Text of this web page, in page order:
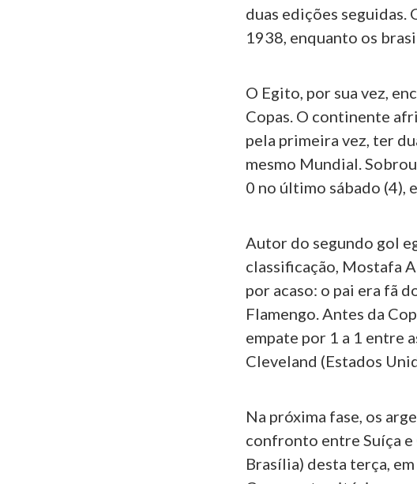
duas edições
1938, enquanto os
O Egito, por sua vez,
Copas. O continente
pela primeira vez, ter
mesmo Mundial.
0 no último sábado (4),
Autor do segundo gol
classificação, Mostafa
por acaso: o pai era fã
Flamengo. Antes da
empate por 1 a 1 entre
Cleveland (Estados
Na próxima fase, os
confronto entre Suíça e
Brasília) desta terça,